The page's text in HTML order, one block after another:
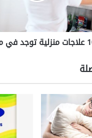
في مطبخك